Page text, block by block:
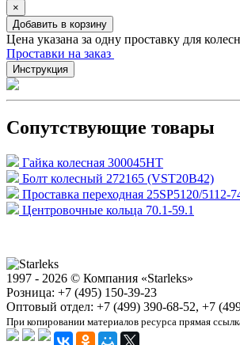
×
Добавить в корзину
Цена указана за одну проставку для
Проставки на заказ
Инструкция
Сопутствующие товары
Гайка колесная 300045HT
Болт колесный 272165 (VST20B42)
Проставка переходная 25SP5120/5112-
Центровочные кольца 70.1-59.1
1997 - 2026 © Компания «Starleks»
Розница: +7 (495) 150-39-23
Оптовый отдел: +7 (499) 390-68-52, +7
При копировании материалов ресурса прямая